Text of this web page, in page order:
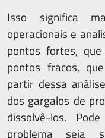
Isso significa
operacionais e
pontos fortes,
pontos fracos,
partir dessa
dos gargalos de
dissolvê-los.
problema seja